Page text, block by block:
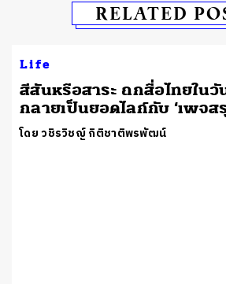
RELATED
Life
สีสันหรือสาระ ถกสื่อไทยใน
กลายเป็นยอดไลก์กับ ‘เพจส
โดย วชิรวิชญ์ กิติชาติพรพัฒน์